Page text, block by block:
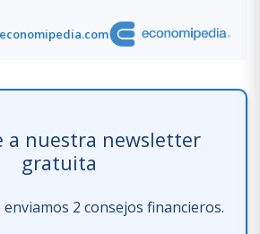
a nuestra newsletter
gratuita
enviamos 2 consejos financieros.